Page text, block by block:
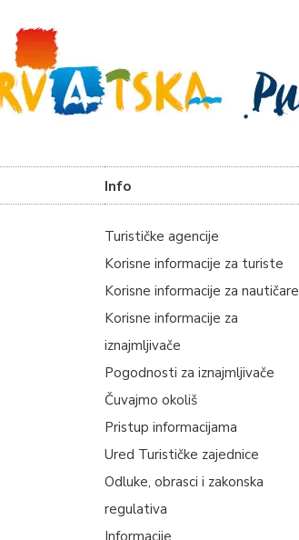
Info
Turističke agencije
Korisne informacije za turiste
Korisne informacije za nautičare
Korisne informacije za
iznajmljivače
Pogodnosti za iznajmljivače
Čuvajmo okoliš
Pristup informacijama
Ured Turističke zajednice
Odluke, obrasci i zakonska
regulativa
Informacije